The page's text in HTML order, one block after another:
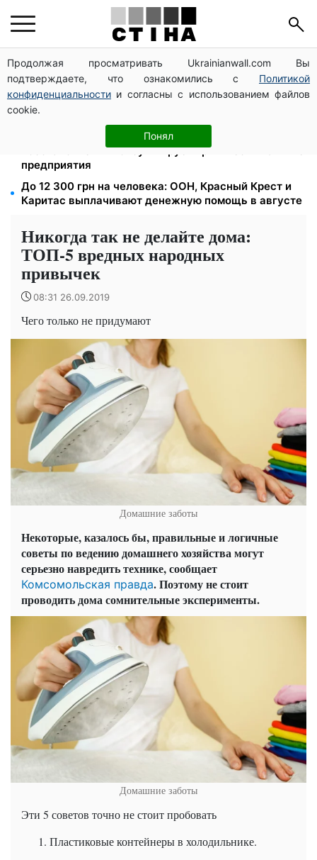
Продолжая просматривать Ukrainianwall.com Вы
подтверждаете, что ознакомились с Политикой
конфиденциальности и согласны с использованием файлов
cookie.
Понял
Приковал наручниками к лестнице на всю ночь: в
Закарпатье будут судить сотрудника ТЦК за пытки
800 000 грн за инвалидность, 1 млн — семье
погибшего: ПФУ утвердил новые правила выплат
Бронирование проверят до 1 сентября: Агентство
восстановления консультирует критически важные
предприятия
До 12 300 грн на человека: ООН, Красный Крест и
Каритас выплачивают денежную помощь в августе
Никогда так не делайте дома:
ТОП-5 вредных народных
привычек
08:31 26.09.2019
Чего только не придумают
Домашние заботы
Некоторые, казалось бы, правильные и логичные
советы по ведению домашнего хозяйства могут
серьезно навредить технике, сообщает
Комсомольская правда. Поэтому не стоит
проводить дома сомнительные эксперименты.
Домашние заботы
Эти 5 советов точно не стоит пробовать
Пластиковые контейнеры в холодильнике.